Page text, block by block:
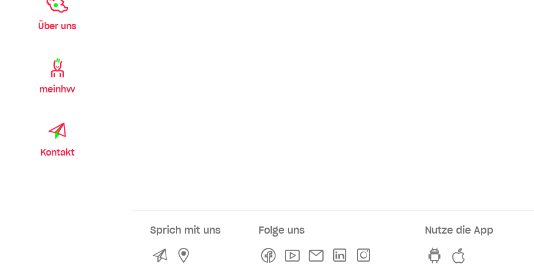
Über uns
meinhvv
Kontakt
Sprich mit uns
KontaktService- und Verkaufsstellen
Folge uns
FacebookYoutubeNewsletterLinkedln
Nutze die App
hvv switch App